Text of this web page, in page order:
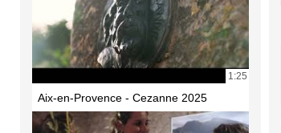
1:25
Aix-en-Provence - Cezanne 2025